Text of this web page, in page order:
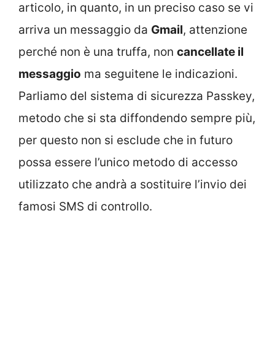
articolo, in quanto, in un preciso caso se vi
arriva un messaggio da Gmail, attenzione
perché non è una truffa, non cancellate il
messaggio ma seguitene le indicazioni.
Parliamo del sistema di sicurezza Passkey,
metodo che si sta diffondendo sempre più,
per questo non si esclude che in futuro
possa essere l’unico metodo di accesso
utilizzato che andrà a sostituire l’invio dei
famosi SMS di controllo.